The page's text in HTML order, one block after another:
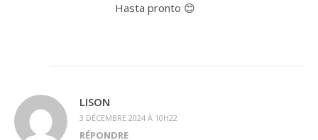
Hasta pronto 😊
LISON
3 DÉCEMBRE 2024 À 10H22
RÉPONDRE